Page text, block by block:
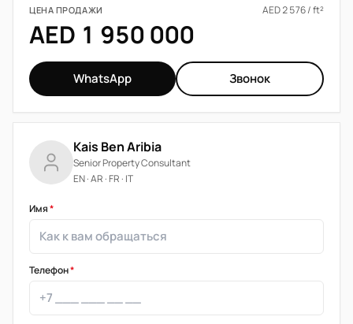
ЦЕНА ПРОДАЖИ AED 2 576 / ft²
AED 1 950 000
WhatsApp Звонок
Kais Ben Aribia
Senior Property Consultant
EN · AR · FR · IT
Имя*
Телефон*